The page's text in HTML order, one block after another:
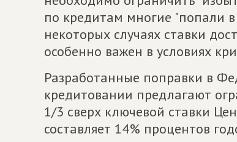
по кредитам многие "попали
некоторых случаях ставки
особенно важен в условиях
Разработанные поправки в
кредитовании предлагают
1/3 сверх ключевой ставки
составляет 14% процентов